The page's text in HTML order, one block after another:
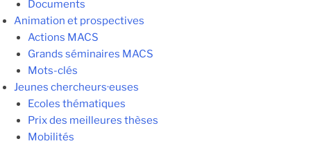
Documents
Animation et prospectives
Actions MACS
Grands séminaires MACS
Mots-clés
Jeunes chercheurs·euses
Ecoles thématiques
Prix des meilleures thèses
Mobilités